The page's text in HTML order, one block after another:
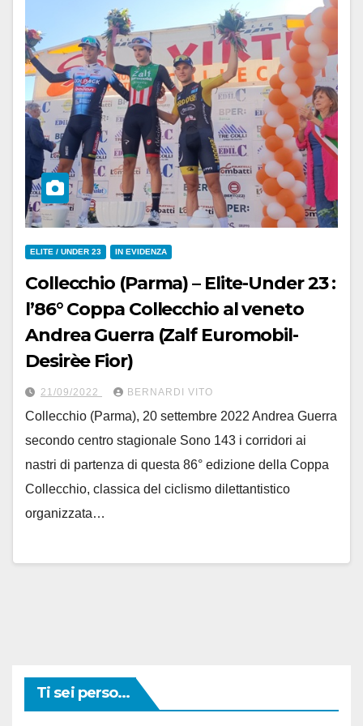
ELITE / UNDER 23 IN EVIDENZA
Collecchio (Parma) – Elite-Under 23 :
l’86° Coppa Collecchio al veneto
Andrea Guerra (Zalf Euromobil-
Desirèe Fior)
21/09/2022 BERNARDI VITO
Collecchio (Parma), 20 settembre 2022 Andrea Guerra
secondo centro stagionale Sono 143 i corridori ai
nastri di partenza di questa 86° edizione della Coppa
Collecchio, classica del ciclismo dilettantistico
organizzata…
Ti sei perso...